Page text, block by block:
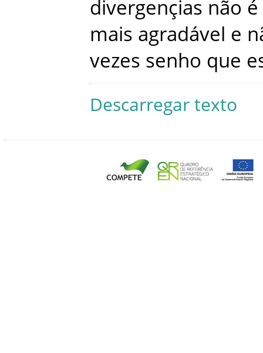
divergençias não é
mais agradável e
vezes senho que
Descarregar texto